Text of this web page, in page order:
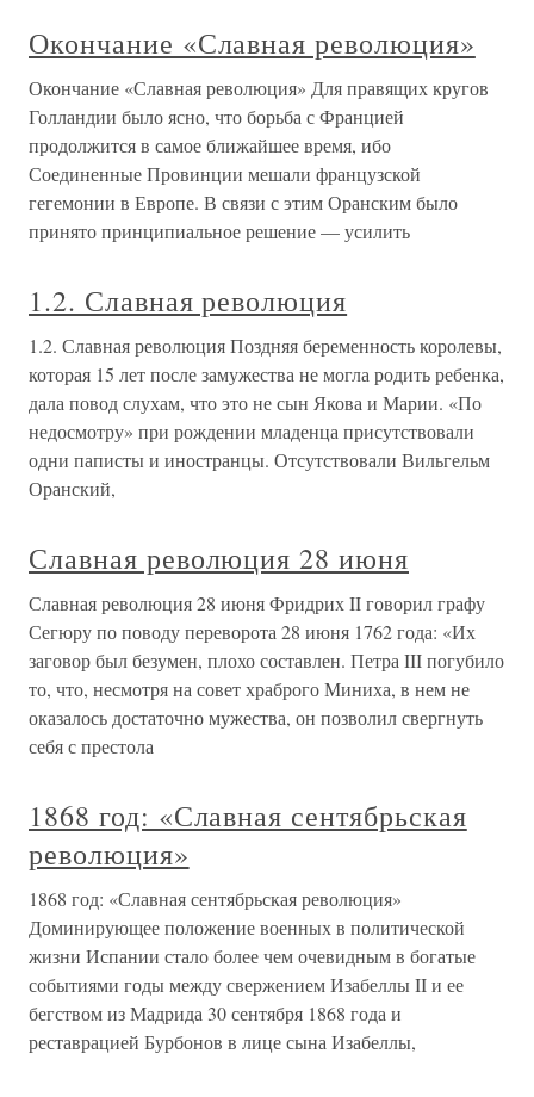
Окончание «Славная революция»
Окончание «Славная революция» Для правящих кругов
Голландии было ясно, что борьба с Францией
продолжится в самое ближайшее время, ибо
Соединенные Провинции мешали французской
гегемонии в Европе. В связи с этим Оранским было
принято принципиальное решение — усилить
1.2. Славная революция
1.2. Славная революция Поздняя беременность королевы,
которая 15 лет после замужества не могла родить ребенка,
дала повод слухам, что это не сын Якова и Марии. «По
недосмотру» при рождении младенца присутствовали
одни паписты и иностранцы. Отсутствовали Вильгельм
Оранский,
Славная революция 28 июня
Славная революция 28 июня Фридрих II говорил графу
Сегюру по поводу переворота 28 июня 1762 года: «Их
заговор был безумен, плохо составлен. Петра III погубило
то, что, несмотря на совет храброго Миниха, в нем не
оказалось достаточно мужества, он позволил свергнуть
себя с престола
1868 год: «Славная сентябрьская
революция»
1868 год: «Славная сентябрьская революция»
Доминирующее положение военных в политической
жизни Испании стало более чем очевидным в богатые
событиями годы между свержением Изабеллы II и ее
бегством из Мадрида 30 сентября 1868 года и
реставрацией Бурбонов в лице сына Изабеллы,